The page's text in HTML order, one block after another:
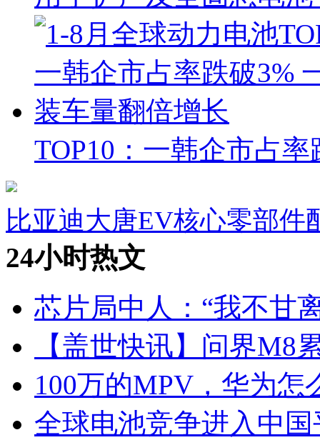
TOP10：一韩企市占
比亚迪大唐EV核心零部件
24小时热文
芯片局中人：“我不甘
【盖世快讯】问界M8
100万的MPV，华为怎
全球电池竞争进入中